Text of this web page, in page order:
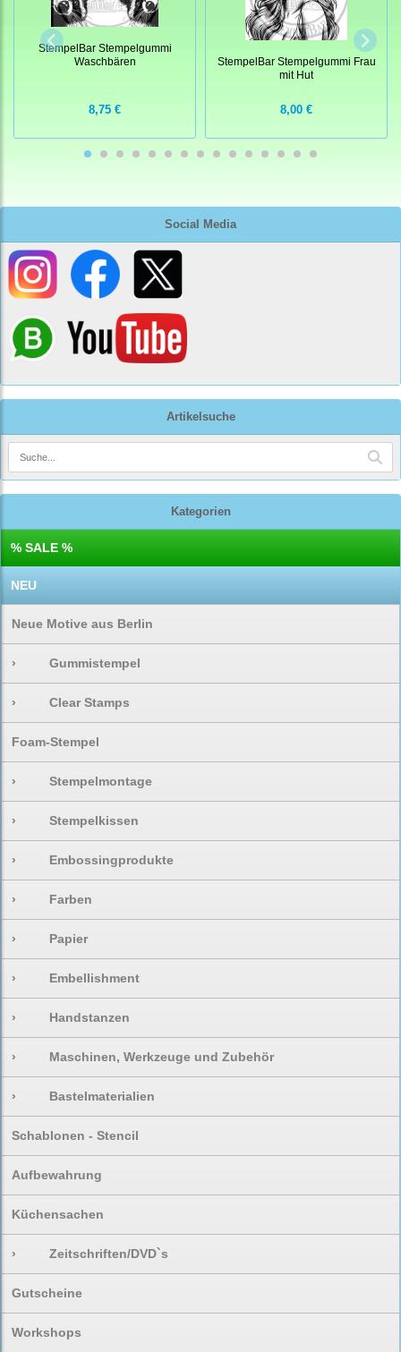
Social Media
Artikelsuche
Kategorien
% SALE %
NEU
Neue Motive aus Berlin
› Gummistempel
› Clear Stamps
Foam-Stempel
› Stempelmontage
› Stempelkissen
› Embossingprodukte
› Farben
› Papier
› Embellishment
› Handstanzen
› Maschinen, Werkzeuge und Zubehör
› Bastelmaterialien
Schablonen - Stencil
Aufbewahrung
Küchensachen
› Zeitschriften/DVD`s
Gutscheine
Workshops
StempelBar Stempelgummi
Waschbären
8,75 €
StempelBar Stempelgummi Frau
mit Hut
8,00 €